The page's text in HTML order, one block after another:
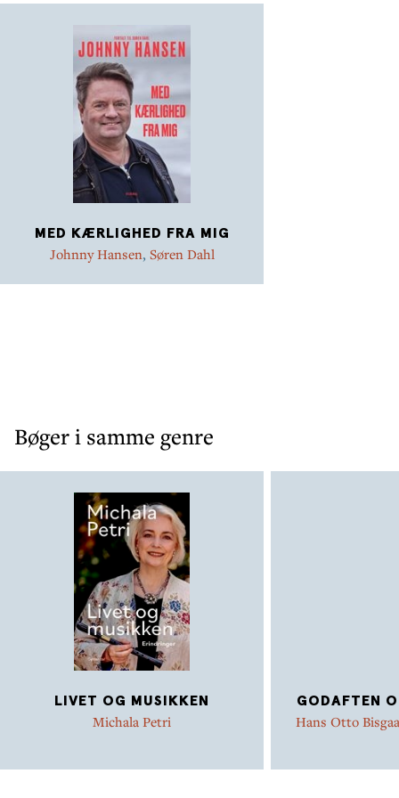
karriere med både sjove og seriøse roller,
anmelderros og år efter år et fyldt cirkustelt, er
Søren Østergaard stadig et beskedent menneske, der
kan tvivle på, om det, han laver, nu også er godt nok.
Som han siger, når han inviteres på middage på
parnasset: ”Hvad ser de i mig?”
Lisbet Lundquist deltager med skønne anekdoter og
kærlige lovprisninger. Fotografen Mingo har taget
MED KÆRLIGHED FRA MIG
Johnny Hansen, Søren Dahl
Bøger i samme genre
LIVET OG MUSIKKEN
Michala Petri
GODAFTEN
Hans Otto